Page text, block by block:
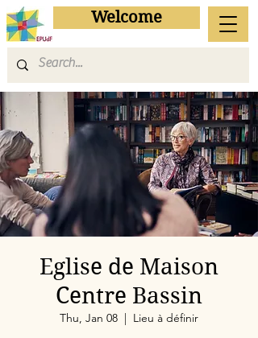
Welcome
Eglise de Maison
Centre Bassin
Thu, Jan 08
  |
Lieu à définir